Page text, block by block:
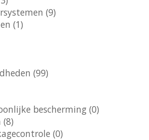
(9)
(1)
(99)
bescherming (0)
(8)
(0)